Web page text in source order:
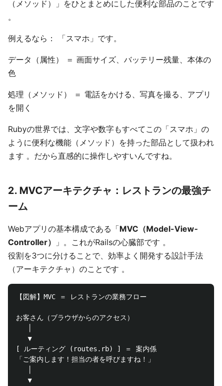
（メソッド）」をひとまとめにした便利な部品のことです
。
例えるなら： 「スマホ」です。
データ（属性） ＝ 画面サイズ、バッテリー残量、本体の
色
処理（メソッド） ＝ 電話をかける、写真を撮る、アプリ
を開く
Rubyの世界では、文字や数字もすべてこの「スマホ」の
ように便利な機能（メソッド）を持った部品として扱われ
ます 。だから直感的に操作しやすいんですね。
2. MVCアーキテクチャ：レストランの最強チ
ーム
Webアプリの基本構成である「MVC（Model-View-
Controller）
」。これがRailsの心臓部です 。
役割を3つに分けることで、効率よく開発する設計手法
（アーキテクチャ）のことです 。
【図解】MVC ＝ レストランの業務フロー
お客さん（ブラウザからのアクセス）
   ▼
[ ルーティング (routes.rb) ] ＝ 案内係
「ご案内します！担当の者を呼びますね！」
   ▼